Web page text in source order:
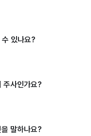
있나요?
주사인가요?
말하나요?